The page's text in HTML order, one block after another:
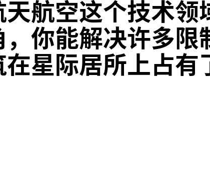
航空这个技术领
你能解决许多限
星际居所上占有